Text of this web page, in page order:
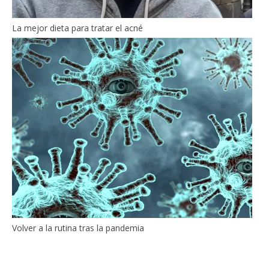
La mejor dieta para tratar el acné
Volver a la rutina tras la pandemia